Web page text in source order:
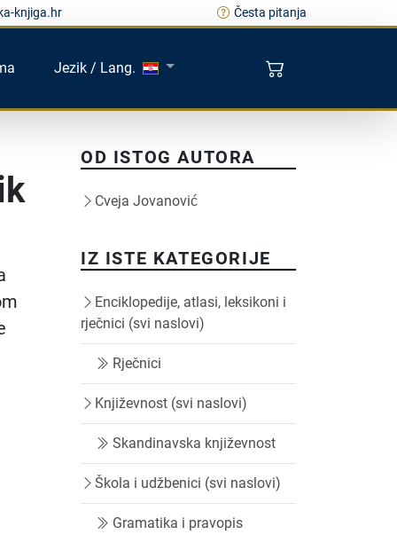
knjiga.hr Česta pitanja
Jezik / Lang.
OD ISTOG AUTORA
Cveja Jovanović
IZ ISTE KATEGORIJE
Enciklopedije, atlasi, leksikoni i
rječnici (svi naslovi)
Rječnici
Književnost (svi naslovi)
Skandinavska književnost
Škola i udžbenici (svi naslovi)
Gramatika i pravopis